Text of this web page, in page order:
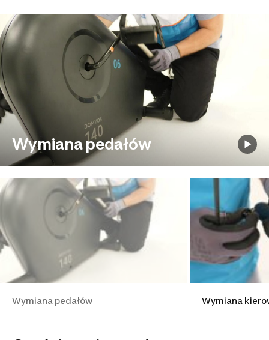
Wymiana pedałów
Wymiana pedałów Wymiana